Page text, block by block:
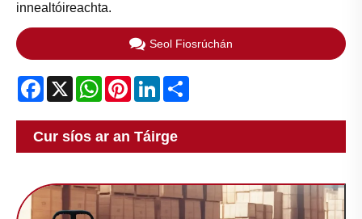
innealtóireachta.
Seol Fiosrúchán
Facebook
X WhatsApp
PinterestLinkedIn
Cur síos ar an Táirge